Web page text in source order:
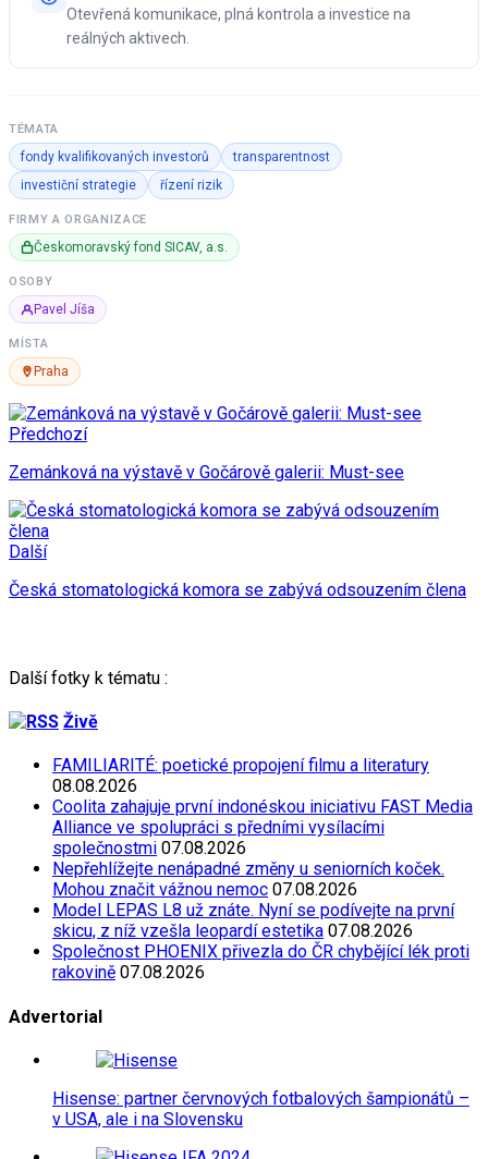
Otevřená komunikace, plná kontrola a investice na
reálných aktivech.
TÉMATA
fondy kvalifikovaných investorů
transparentnost
investiční strategie
řízení rizik
FIRMY A ORGANIZACE
Českomoravský fond SICAV, a.s.
OSOBY
Pavel Jíša
MÍSTA
Praha
Předchozí
Zemánková na výstavě v Gočárově galerii: Must-see
Další
Česká stomatologická komora se zabývá odsouzením člena
Další fotky k tématu :
Živě
FAMILIARITÉ: poetické propojení filmu a literatury
08.08.2026
Coolita zahajuje první indonéskou iniciativu FAST Media
Alliance ve spolupráci s předními vysílacími
společnostmi 07.08.2026
Nepřehlížejte nenápadné změny u seniorních koček.
Mohou značit vážnou nemoc 07.08.2026
Model LEPAS L8 už znáte. Nyní se podívejte na první
skicu, z níž vzešla leopardí estetika 07.08.2026
Společnost PHOENIX přivezla do ČR chybějící lék proti
rakovině 07.08.2026
Advertorial
Hisense: partner červnových fotbalových šampionátů –
v USA, ale i na Slovensku